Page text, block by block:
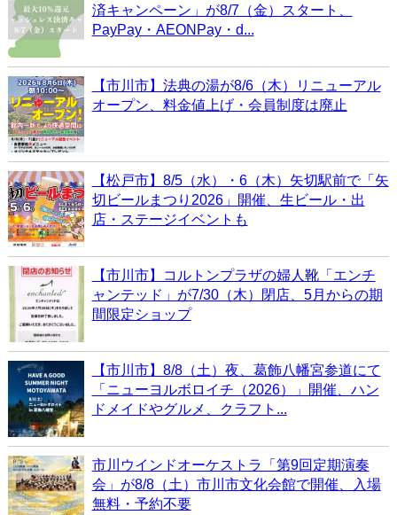
済キャンペーン」が8/7（金）スタート、
PayPay・AEONPay・d...
【市川市】法典の湯が8/6（木）リニューアル
オープン、料金値上げ・会員制度は廃止
【松戸市】8/5（水）・6（木）矢切駅前で「矢
切ビールまつり2026」開催、生ビール・出
店・ステージイベントも
【市川市】コルトンプラザの婦人靴「エンチ
ャンテッド」が7/30（木）閉店、5月からの期
間限定ショップ
【市川市】8/8（土）夜、葛飾八幡宮参道にて
「ニューヨルボロイチ（2026）」開催、ハン
ドメイドやグルメ、クラフト...
市川ウインドオーケストラ「第9回定期演奏
会」が8/8（土）市川市文化会館で開催、入場
無料・予約不要